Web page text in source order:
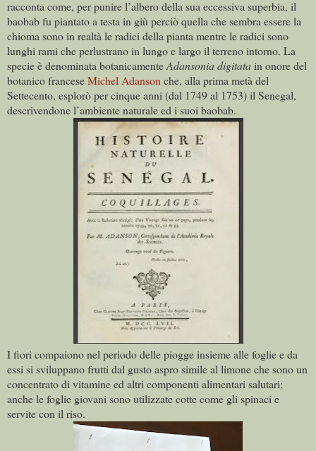
racconta come, per punire l’albero della sua eccessiva superbia, il
baobab fu piantato a testa in giù perciò quella che sembra essere la
chioma sono in realtà le radici della pianta mentre le radici sono
lunghi rami che perlustrano in lungo e largo il terreno intorno. La
specie è denominata botanicamenteAdansonia digitatain onore del
botanico franceseMichel Adanson che, alla prima metà del
Settecento, esplorò per cinque anni (dal 1749 al 1753) il Senegal,
descrivendone l’ambiente naturale ed i suoi baobab.
I fiori compaiono nel periodo delle piogge insieme alle foglie e da
essi si sviluppano frutti dal gusto aspro simile al limone che sono un
concentrato di vitamine ed altri componenti alimentari salutari;
anche le foglie giovani sono utilizzate cotte come gli spinaci e
servite con il riso.